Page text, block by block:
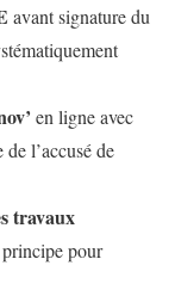
avant signature du
en ligne avec
l’accusé de
travaux
pour